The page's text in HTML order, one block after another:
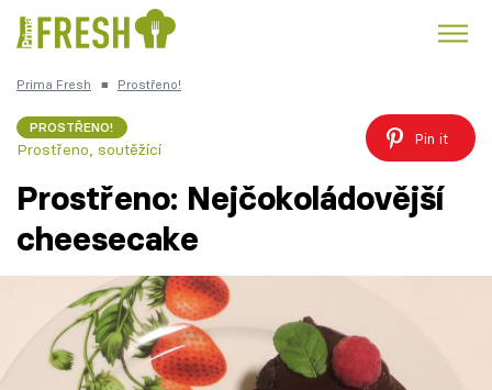
Česká kuchyně
Témata
Recepty
Prima Fresh ■ Prostřeno!
PROSTŘENO!
Prostřeno, soutěžící
Pin it
Prostřeno: Nejčokoládovější
cheesecake